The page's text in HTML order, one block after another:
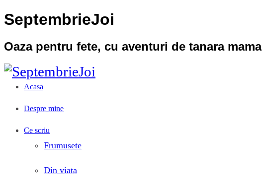
SeptembrieJoi
Oaza pentru fete, cu aventuri de tanara mama
Acasa
Despre mine
Ce scriu
Frumusete
Din viata